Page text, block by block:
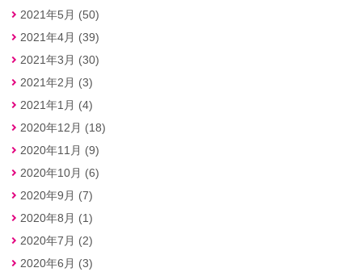
2021年5月 (50)
2021年4月 (39)
2021年3月 (30)
2021年2月 (3)
2021年1月 (4)
2020年12月 (18)
2020年11月 (9)
2020年10月 (6)
2020年9月 (7)
2020年8月 (1)
2020年7月 (2)
2020年6月 (3)